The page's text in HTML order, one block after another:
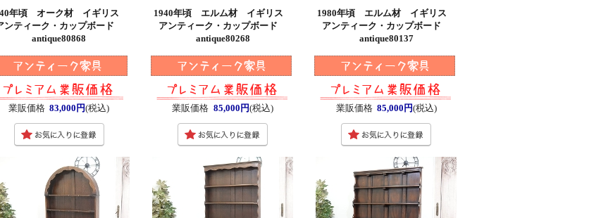
年頃 オーク材 イギリス
ンティーク・カップボード
antique80868
業販価格 83,000円(税込)
1940年頃 エルム材 イギリス
アンティーク・カップボード
antique80268
業販価格 85,000円(税込)
1980年頃 エルム材 イギリス
アンティーク・カップボード
antique80137
業販価格 85,000円(税込)